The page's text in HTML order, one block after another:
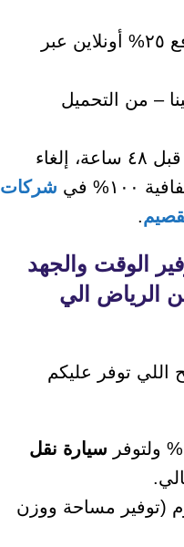
توقيع إلكتروني عبر الجوال، دفع ٢٥% أونلاين عبر
– من التحميل
كل خطوة موثقة، تغيير مجاني قبل ٤٨ ساعة، إلغاء
شركات
.
الوقت والجهد
الرياض الي
اللي توفر عليكم
سيارة نقل
(توفير مساحة ووزن